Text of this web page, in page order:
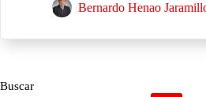
Bernardo Henao
Buscar